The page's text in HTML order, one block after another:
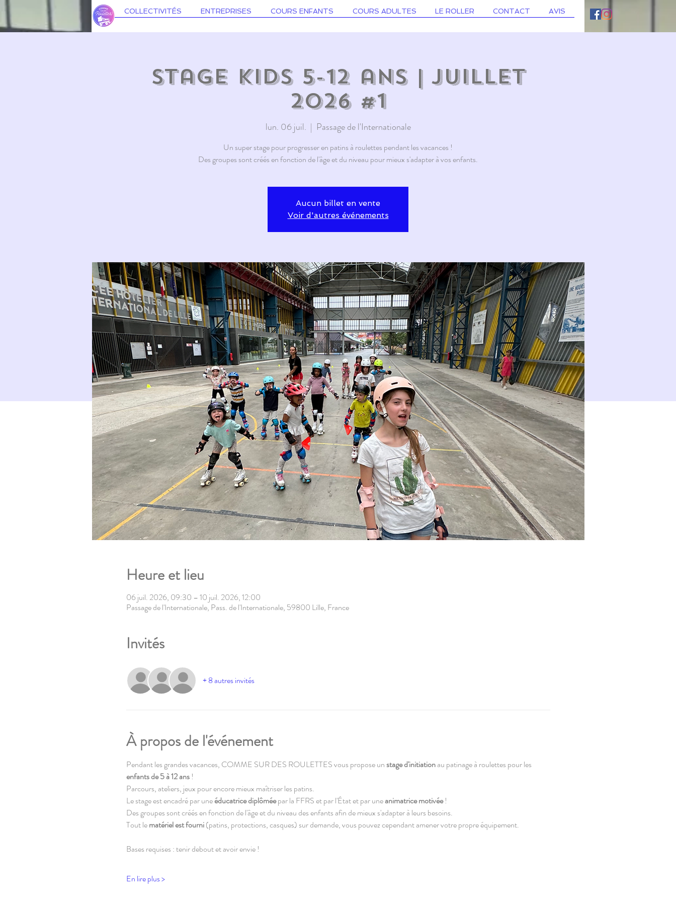
COLLECTIVITÉS ENTREPRISES COURS ENFANTS COURS ADULTES LE ROLLER CONTACT AVIS
Stage KIDS 5-12 ans | Juillet
2026 #1
lun. 06 juil.
  |
Passage de l'Internationale
Un super stage pour progresser en patins à roulettes pendant les vacances !
Des groupes sont créés en fonction de l'âge et du niveau pour mieux s'adapter à vos enfants.
Aucun billet en vente
Voir d'autres événements
Heure et lieu
06 juil. 2026, 09:30 – 10 juil. 2026, 12:00
Passage de l'Internationale, Pass. de l'Internationale, 59800 Lille, France
Invités
+ 8 autres invités
À propos de l'événement
Pendant les grandes vacances, COMME SUR DES ROULETTES vous propose un stage d'initiation au patinage à roulettes pour les
enfants de 5 à 12 ans !
Parcours, ateliers, jeux pour encore mieux maîtriser les patins.
Le stage est encadré par une éducatrice diplômée par la FFRS et par l'État et par une animatrice motivée !
Des groupes sont créés en fonction de l'âge et du niveau des enfants afin de mieux s'adapter à leurs besoins.
Tout le matériel est fourni (patins, protections, casques) sur demande, vous pouvez cependant amener votre propre équipement.
Bases requises : tenir debout et avoir envie !
En lire plus >